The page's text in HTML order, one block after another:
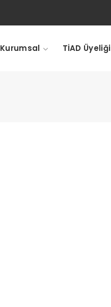
Kurumsal TİAD Üyeliği